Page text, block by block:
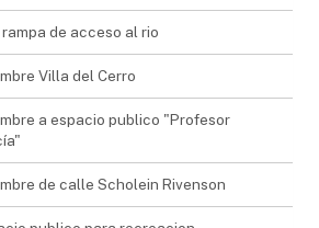
de acceso al rio
Villa del Cerro
a espacio publico "Profesor
de calle Scholein Rivenson